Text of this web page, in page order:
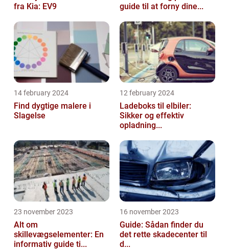
fra Kia: EV9
guide til at forny dine...
14 february 2024
Find dygtige malere i
Slagelse
12 february 2024
Ladeboks til elbiler:
Sikker og effektiv
opladning...
23 november 2023
Alt om
skillevægselementer: En
informativ guide ti...
16 november 2023
Guide: Sådan finder du
det rette skadecenter til
d...